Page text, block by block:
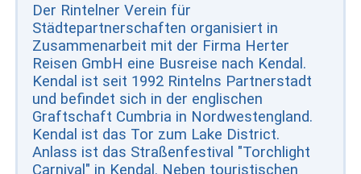
Der Rintelner Verein für
Städtepartnerschaften organisiert in
Zusammenarbeit mit der Firma Herter
Reisen GmbH eine Busreise nach Kendal.
Kendal ist seit 1992 Rintelns Partnerstadt
und befindet sich in der englischen
Graftschaft Cumbria in Nordwestengland.
Kendal ist das Tor zum Lake District.
Anlass ist das Straßenfestival "Torchlight
Carnival" in Kendal. Neben touristischen